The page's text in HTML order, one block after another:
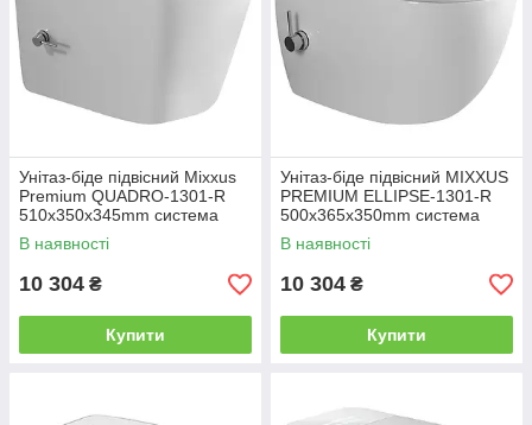
Унітаз-біде підвісний Mixxus
Premium QUADRO-1301-R
510x350x345mm система
змиву RIMLESS (MP6658)
В наявності
10 304 ₴
Купити
Унітаз-біде підвісний MIXXUS
PREMIUM ELLIPSE-1301-R
500x365x350mm система
змиву RIMLESS (MP6659)
В наявності
10 304 ₴
Купити